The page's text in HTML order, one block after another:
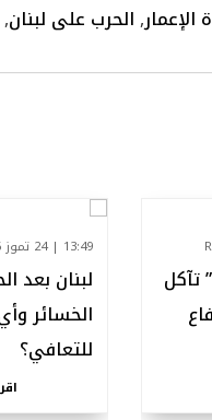
الإعمار,الحرب على لبنان,
تآكل
13:49 | 24 تموز 2026
لبنان بعد
الخسائر
للتعافي؟